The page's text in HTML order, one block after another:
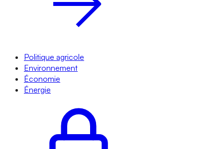
Politique agricole
Environnement
Économie
Énergie